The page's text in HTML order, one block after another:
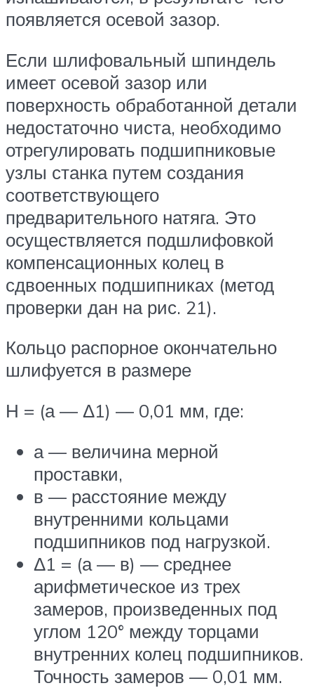
появляется осевой зазор.
Если шлифовальный шпиндель
имеет осевой зазор или
поверхность обработанной детали
недостаточно чиста, необходимо
отрегулировать подшипниковые
узлы станка путем создания
соответствующего
предварительного натяга. Это
осуществляется подшлифовкой
компенсационных колец в
сдвоенных подшипниках (метод
проверки дан на рис. 21).
Кольцо распорное окончательно
шлифуется в размере
Н = (а — Δ1) — 0,01 мм, где:
а — величина мерной
проставки,
в — расстояние между
внутренними кольцами
подшипников под нагрузкой.
Δ1 = (а — в) — среднее
арифметическое из трех
замеров, произведенных под
углом 120° между торцами
внутренних колец подшипников.
Точность замеров — 0,01 мм.